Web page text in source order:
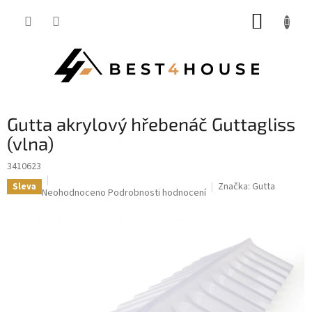
Gutta akrylový hřebenáč Guttagliss
(vlna)
3410623
Sleva Průměrné
Neohodnoceno Podrobnosti hodnocení Značka: Gutta